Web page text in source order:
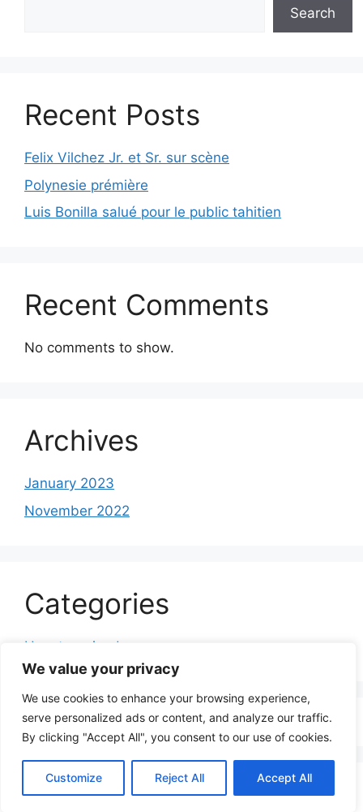
We value your privacy
We use cookies to enhance your browsing experience,
serve personalized ads or content, and analyze our traffic.
By clicking "Accept All", you consent to our use of cookies.
Customize Reject All Accept All
Search
Recent Posts
Felix Vilchez Jr. et Sr. sur scène
Polynesie prémière
Luis Bonilla salué pour le public tahitien
Recent Comments
No comments to show.
Archives
January 2023
November 2022
Categories
Uncategorized
© 2026 BILLETS • Built with GeneratePress